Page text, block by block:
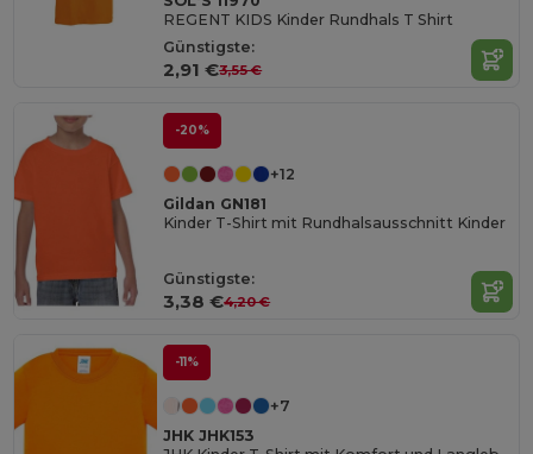
REGENT KIDS Kinder Rundhals T Shirt
Günstigste:
2,91 €3,55 €
-20%
+12
Gildan GN181
Kinder T-Shirt mit Rundhalsausschnitt Kinder
Günstigste:
3,38 €4,20 €
-11%
+7
JHK JHK153